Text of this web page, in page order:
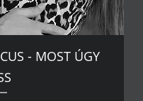
- MOST ÚGY